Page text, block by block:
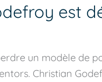
est
un modèle de
Christian